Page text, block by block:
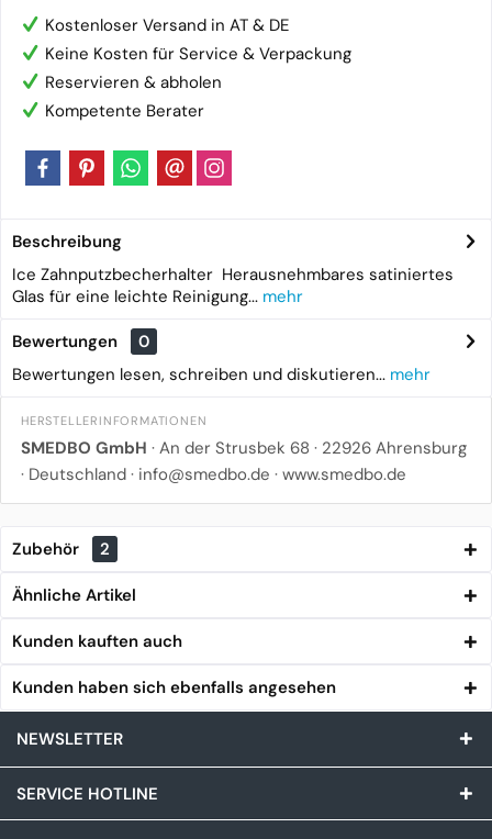
Kostenloser Versand in AT & DE
Keine Kosten für Service & Verpackung
Reservieren & abholen
Kompetente Berater
Beschreibung
Ice Zahnputzbecherhalter Herausnehmbares satiniertes
Glas für eine leichte Reinigung... mehr
Bewertungen
0
Bewertungen lesen, schreiben und diskutieren... mehr
HERSTELLERINFORMATIONEN
SMEDBO GmbH · An der Strusbek 68 · 22926 Ahrensburg
· Deutschland · info@smedbo.de · www.smedbo.de
Zubehör 2
Ähnliche Artikel
Kunden kauften auch
Kunden haben sich ebenfalls angesehen
NEWSLETTER
SERVICE HOTLINE